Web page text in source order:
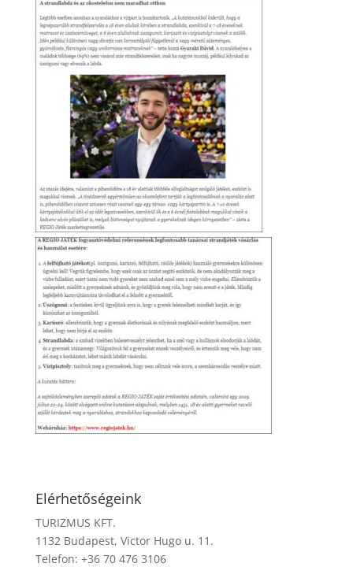
Elérhetőségeink
TURIZMUS KFT.
1132 Budapest, Victor Hugo u. 11.
Telefon: +36 70 476 3106